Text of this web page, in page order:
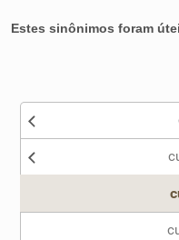
Caça-palavras
Sinônimos
Estes sinônimos foram
Nenhum dos sinônimos